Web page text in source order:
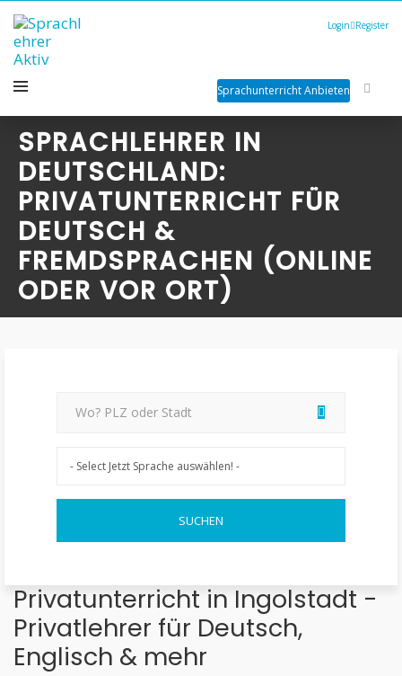
Login Register
Sprachunterricht Anbieten
SPRACHLEHRER IN
DEUTSCHLAND:
PRIVATUNTERRICHT FÜR
DEUTSCH &
FREMDSPRACHEN (ONLINE
ODER VOR ORT)
Privatunterricht in Ingolstadt -
Privatlehrer für Deutsch,
Englisch & mehr